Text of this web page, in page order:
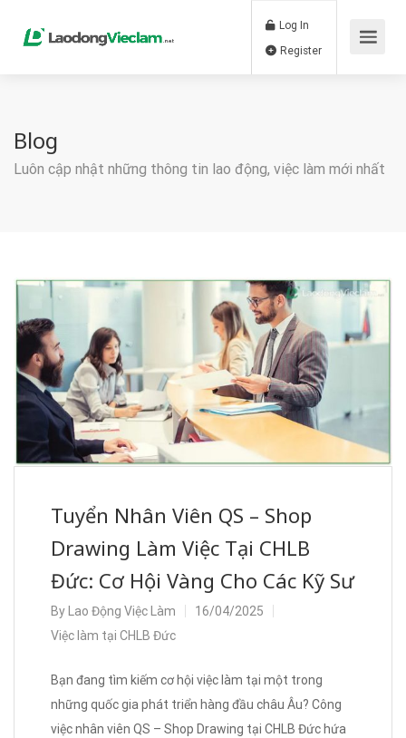
Log In
Blog
Luôn cập nhật những thông tin lao động, việc làm mới nhất
Tuyển Nhân Viên QS – Shop
Drawing Làm Việc Tại CHLB
Đức: Cơ Hội Vàng Cho Các Kỹ Sư
By Lao Động Việc Làm
16/04/2025
Việc làm tại CHLB Đức
Bạn đang tìm kiếm cơ hội việc làm tại một trong
những quốc gia phát triển hàng đầu châu Âu? Công
việc nhân viên QS – Shop Drawing tại CHLB Đức hứa